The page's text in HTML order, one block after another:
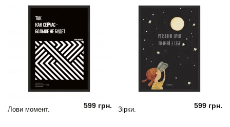
Лови момент. 599 грн. Зірки. 599 грн.